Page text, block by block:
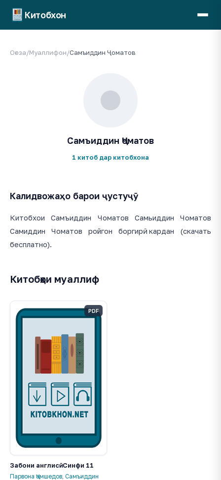
Китобхон
Оғоза/Муаллифон/Самъиддин Ҷоматов
Самъиддин Ҷоматов
1 китоб дар китобхона
Калидвожаҳо барои ҷустуҷӯ
Китобхои Самъиддин Чоматов Самьиддин Чоматов
Самиддин Чоматов ройгон боргирӣ кардан (скачать
бесплатно).
Китобҳои муаллиф
PDF
Забони англисӣ. Синфи 11
Парвона Ҷамшедов, Самъиддин